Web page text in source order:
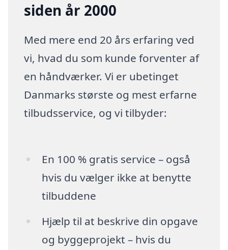
siden år 2000
Med mere end 20 års erfaring ved
vi, hvad du som kunde forventer af
en håndværker. Vi er ubetinget
Danmarks største og mest erfarne
tilbudsservice, og vi tilbyder:
En 100 % gratis service – også
hvis du vælger ikke at benytte
tilbuddene
Hjælp til at beskrive din opgave
og byggeprojekt – hvis du